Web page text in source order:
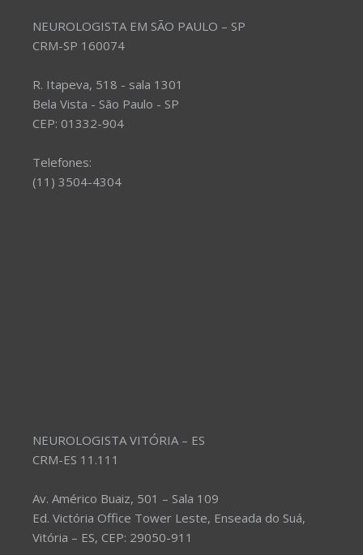
NEUROLOGISTA EM SÃO PAULO – SP
CRM-SP 160074
R. Itapeva, 518 - sala 1301
Bela Vista - São Paulo - SP
CEP: 01332-904
Telefones:
(11) 3504-4304
NEUROLOGISTA VITÓRIA – ES
CRM-ES 11.111
Av. Américo Buaiz, 501 – Sala 109
Ed. Victória Office Tower Leste, Enseada do Suá,
Vitória – ES, CEP: 29050-911